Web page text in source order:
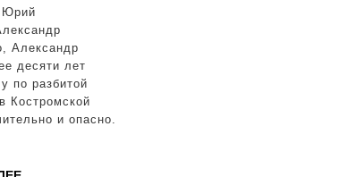
сталкиваются
с
плохими
дорогами
в
Юрий
Александр
десяти лет
по разбитой
Костромской
и опасно.
ЧИТАТЬ